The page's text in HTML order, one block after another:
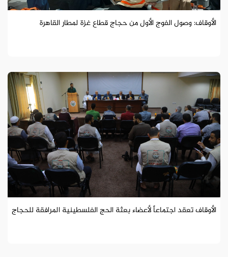
الأوقاف: وصول الفوج الأول من حجاج قطاع غزة لمطار القاهرة
الأوقاف تعقد اجتماعاً لأعضاء بعثة الحج الفلسطينية المرافقة للحجاج